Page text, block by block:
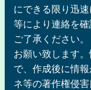
にできる限り迅
等により連絡を確
ご了承ください
お願い致します
で、作成後に情
ネ等の著作権侵